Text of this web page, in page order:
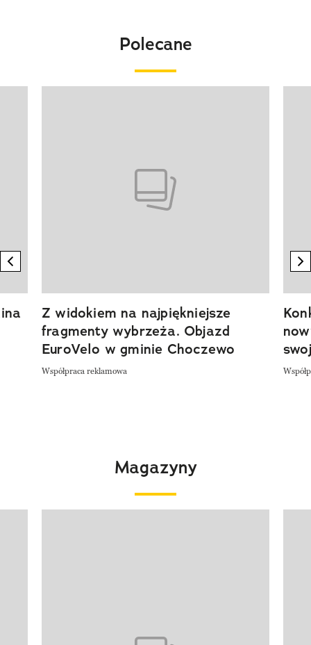
Polecane
previous element
Z widokiem na najpiękniejsze
fragmenty wybrzeża. Objazd
EuroVelo w gminie Choczewo
Współpraca reklamowa
Magazyny